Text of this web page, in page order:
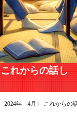
これからの話し
2024年 4月 これからの